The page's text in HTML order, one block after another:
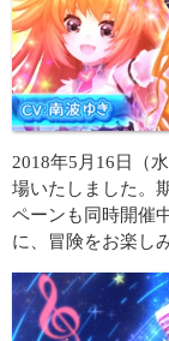
2018年5月16日（
場いたしました。
ペーンも同時開催
に、冒険をお楽し